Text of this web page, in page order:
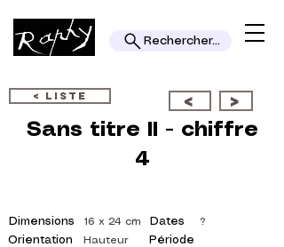
Rechercher...
< LISTE < >
Sans titre II - chiffre
4
Dimensions
Orientation
16 x 24 cm
Dates
Période
Hauteur
?